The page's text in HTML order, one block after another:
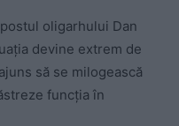
oligarhului Dan
devine extrem de
să se milogească
funcția în